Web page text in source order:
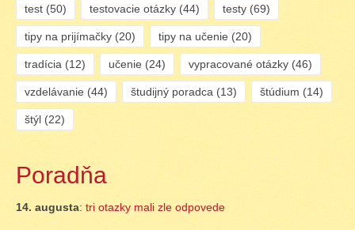
test (50) testovacie otázky(44) testy(69)
tipy na prijímačky (20) tipy na učenie (20)
tradícia (12) učenie (24) vypracované otázky(46)
vzdelávanie (44) študijný poradca (13) štúdium (14)
štýl (22)
Poradňa
14. augusta: tri otazky mali zle odpovede